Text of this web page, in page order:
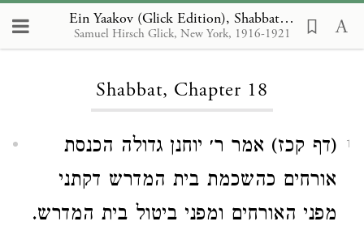
Ein Yaakov (Glick Edition), Shabbat 18
Samuel Hirsch Glick, New York, 1916-1921
Loading...
Shabbat, Chapter 18
1
(דף קכז) אמר ר׳ יוחנן גדולה הכנסת
אורחים כהשכמת בית המדרש דקתני
מפני האורחים ומפני ביטול בית המדרש.